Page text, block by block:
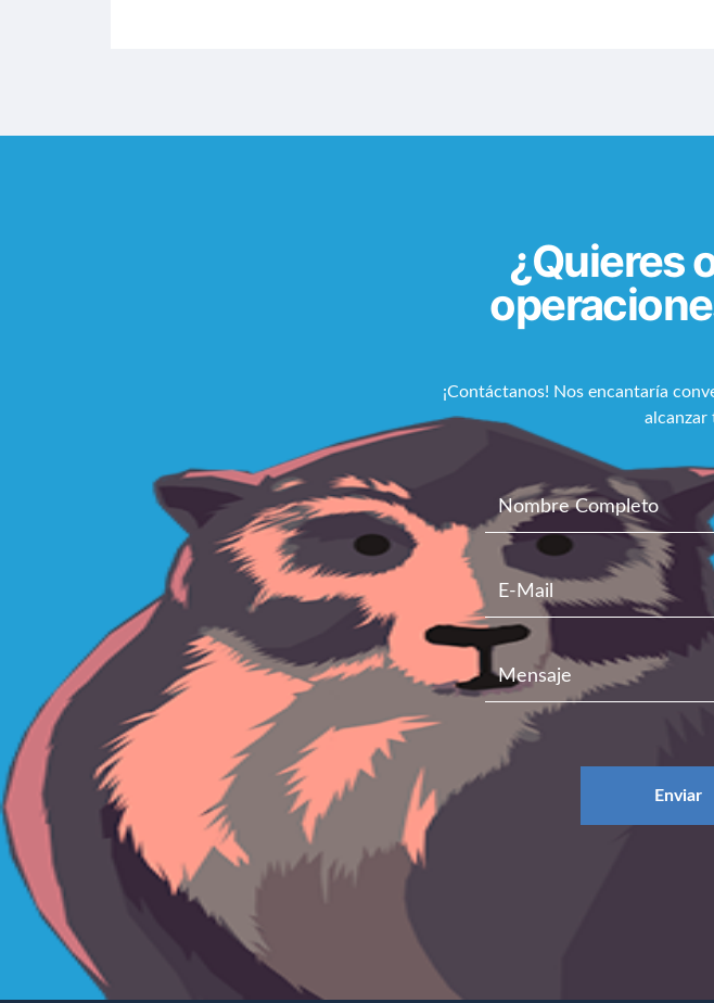
¿Quieres
¡Contáctanos! Nos encantaría
alcanzar
Enviar